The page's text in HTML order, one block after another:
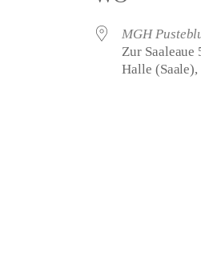
MGH
Zur Saaleaue
Halle